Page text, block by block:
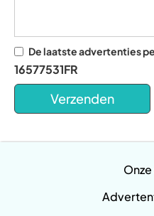
De laatste advertenties
16577531FR